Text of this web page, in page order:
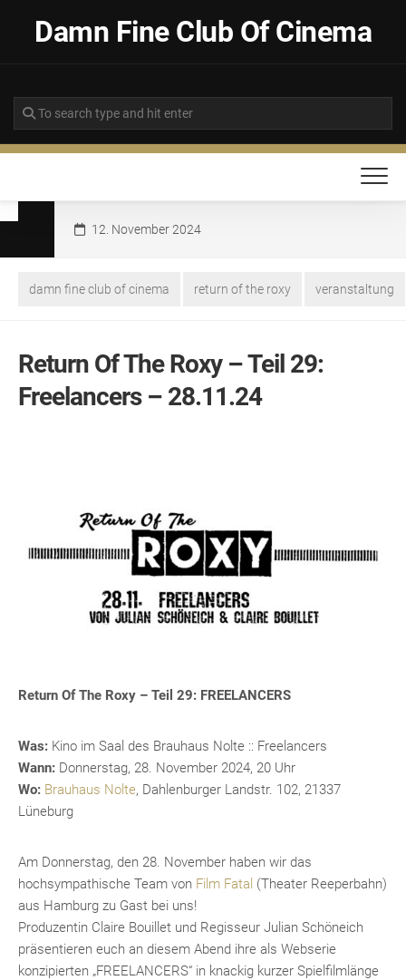
Damn Fine Club Of Cinema
12. November 2024
damn fine club of cinema return of the roxy veranstaltung
Return Of The Roxy – Teil 29:
Freelancers – 28.11.24
Return Of The Roxy – Teil 29: FREELANCERS
Was: Kino im Saal des Brauhaus Nolte :: Freelancers
Wann: Donnerstag, 28. November 2024, 20 Uhr
Wo: Brauhaus Nolte, Dahlenburger Landstr. 102, 21337
Lüneburg
Am Donnerstag, den 28. November haben wir das
hochsympathische Team von Film Fatal (Theater Reeperbahn)
aus Hamburg zu Gast bei uns!
Produzentin Claire Bouillet und Regisseur Julian Schöneich
präsentieren euch an diesem Abend ihre als Webserie
konzipierten „FREELANCERS“ in knackig kurzer Spielfilmlänge